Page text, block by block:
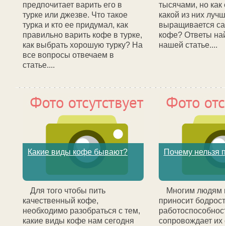
предпочитает варить его в
турке или джезве. Что такое
турка и кто ее придумал, как
правильно варить кофе в турке,
как выбрать хорошую турку? На
все вопросы отвечаем в
статье....
тысячами, но как
какой из них
выращивается
кофе? Ответы
нашей статье....
Какие виды кофе бывают?
Для того чтобы пить
качественный кофе,
необходимо разобраться с тем,
какие виды кофе нам сегодня
Почему нельзя
Многим людям
приносит
сопровождает их